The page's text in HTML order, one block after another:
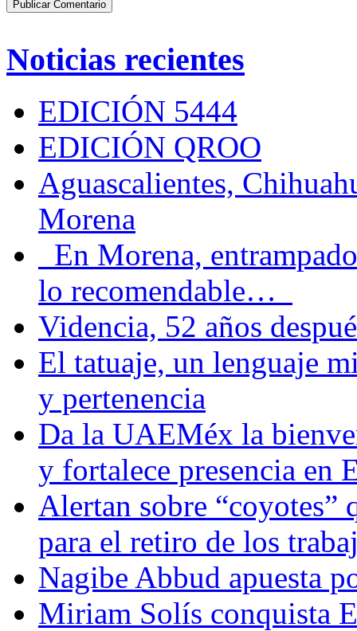
Noticias recientes
EDICIÓN 5444
EDICIÓN QROO
Aguascalientes,
Morena
En Morena,
lo recomendable…
Videncia, 52 años
El tatuaje, un lenguaje
y pertenencia
Da la UAEMéx la
y fortalece presencia en
Alertan sobre “coyotes”
para el retiro de los
Nagibe Abbud apuesta
Miriam Solís conquista